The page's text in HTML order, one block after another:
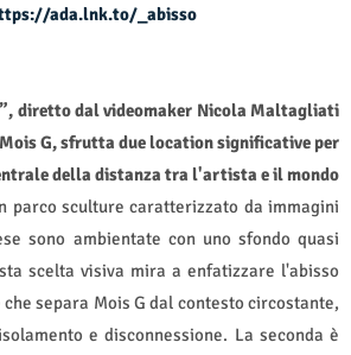
ada.lnk.to/_abisso
diretto dal videomaker Nicola Maltagliati
G, sfrutta due location significative per
della distanza tra l'artista e il mondo
parco sculture caratterizzato da immagini
sono ambientate con uno sfondo quasi
scelta visiva mira a enfatizzare l'abisso
separa Mois G dal contesto circostante,
e disconnessione. La seconda è